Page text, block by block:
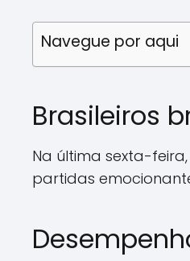
Navegue por aqui
Brasileiros
Na última sexta-
partidas